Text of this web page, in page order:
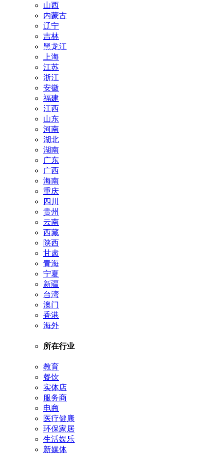
山西
内蒙古
辽宁
吉林
黑龙江
上海
江苏
浙江
安徽
福建
江西
山东
河南
湖北
湖南
广东
广西
海南
重庆
四川
贵州
云南
西藏
陕西
甘肃
青海
宁夏
新疆
台湾
澳门
香港
海外
所在行业
教育
餐饮
实体店
服务商
电商
医疗健康
环保家居
生活娱乐
新媒体